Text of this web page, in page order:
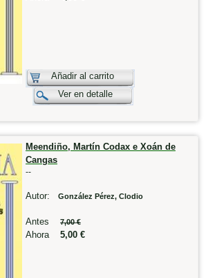
Añadir al carrito
Ver en detalle
Meendiño, Martín Codax e Xoán de
Cangas
--
Autor: González Pérez, Clodio
Antes 7,00 €
Ahora 5,00 €